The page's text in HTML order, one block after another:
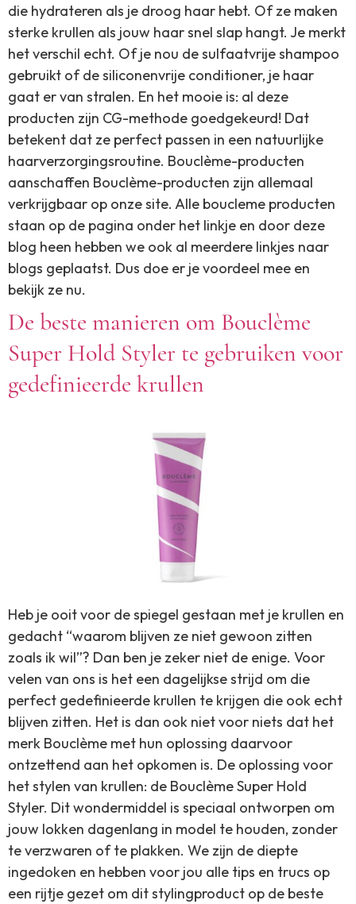
die hydrateren als je droog haar hebt. Of ze maken
sterke krullen als jouw haar snel slap hangt. Je merkt
het verschil echt. Of je nou de sulfaatvrije shampoo
gebruikt of de siliconenvrije conditioner, je haar
gaat er van stralen. En het mooie is: al deze
producten zijn CG-methode goedgekeurd! Dat
betekent dat ze perfect passen in een natuurlijke
haarverzorgingsroutine. Bouclème-producten
aanschaffen Bouclème-producten zijn allemaal
verkrijgbaar op onze site. Alle boucleme producten
staan op de pagina onder het linkje en door deze
blog heen hebben we ook al meerdere linkjes naar
blogs geplaatst. Dus doe er je voordeel mee en
bekijk ze nu.
De beste manieren om Bouclème
Super Hold Styler te gebruiken voor
gedefinieerde krullen
Heb je ooit voor de spiegel gestaan met je krullen en
gedacht “waarom blijven ze niet gewoon zitten
zoals ik wil”? Dan ben je zeker niet de enige. Voor
velen van ons is het een dagelijkse strijd om die
perfect gedefinieerde krullen te krijgen die ook echt
blijven zitten. Het is dan ook niet voor niets dat het
merk Bouclème met hun oplossing daarvoor
ontzettend aan het opkomen is. De oplossing voor
het stylen van krullen: de Bouclème Super Hold
Styler. Dit wondermiddel is speciaal ontworpen om
jouw lokken dagenlang in model te houden, zonder
te verzwaren of te plakken. We zijn de diepte
ingedoken en hebben voor jou alle tips en trucs op
een rijtje gezet om dit stylingproduct op de beste